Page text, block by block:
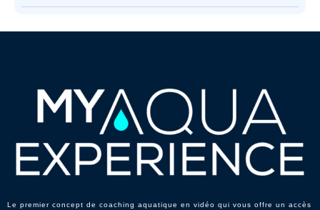
Le premier concept de coaching aquatique en vidéo qui vous offre un accès